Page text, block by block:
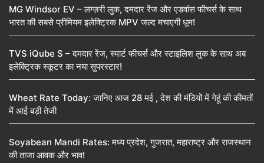
MG Windsor EV – लग्ज़री लुक, दमदार रेंज और एडवांस फीचर्स के साथ
भारत की सबसे प्रीमियम इलेक्ट्रिक MPV जल्द मचाएगी धूम!
TVS iQube S – दमदार रेंज, स्मार्ट फीचर्स और स्टाइलिश लुक के साथ अब
इलेक्ट्रिक स्कूटर का नया सुपरस्टार!
Wheat Rate Today: जानिए आज 28 मई , देश की मंडियों में गेहूं की कीमतों
में आई बड़ी तेजी
Soyabean Mandi Rates: मध्य प्रदेश, गुजरात, महाराष्ट्र और राजस्थान
की ताजा आवक और भाव!